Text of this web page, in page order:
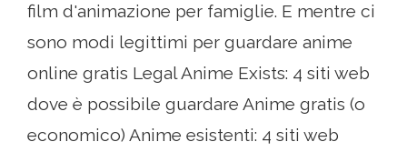
film d'animazione per famiglie. E mentre ci
sono modi legittimi per guardare anime
online gratis Legal Anime Exists: 4 siti web
dove è possibile guardare Anime gratis (o
economico) Anime esistenti: 4 siti web